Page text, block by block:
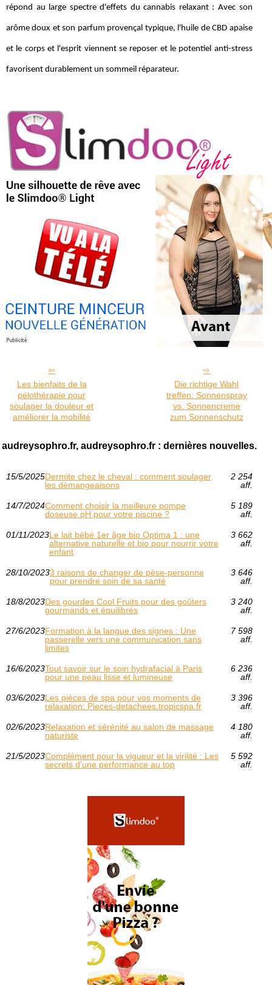
répond au large spectre d'effets du cannabis relaxant : Avec son
arôme doux et son parfum provençal typique, l'huile de CBD apaise
et le corps et l'esprit viennent se reposer et le potentiel anti-stress
favorisent durablement un sommeil réparateur.
Les bienfaits de la
pélothérapie pour
soulager la douleur et
améliorer la mobilité
Die richtige Wahl
treffen: Sonnenspray
vs. Sonnencreme
zum Sonnenschutz
audreysophro.fr, audreysophro.fr : dernières nouvelles.
15/5/2025Dermite chez le cheval : comment soulager
les démangeaisons
2 254
aff.
14/7/2024Comment choisir la meilleure pompe
doseuse pH pour votre piscine ?
5 189
aff.
01/11/2023Le lait bébé 1er âge bio Optima 1 : une
alternative naturelle et bio pour nourrir votre
enfant
3 662
aff.
28/10/20233 raisons de changer de pèse-personne
pour prendre soin de sa santé
3 646
aff.
18/8/2023Des gourdes Cool Fruits pour des goûters
gourmands et équilibrés
3 240
aff.
27/6/2023Formation à la langue des signes : Une
passerelle vers une communication sans
limites
7 598
aff.
16/6/2023Tout savoir sur le soin hydrafacial à Paris
pour une peau lisse et lumineuse
6 236
aff.
03/6/2023Les pièces de spa pour vos moments de
relaxation: Pieces-detachees.tropicspa.fr
3 396
aff.
02/6/2023Relaxation et sérénité au salon de massage
naturiste
4 180
aff.
21/5/2023Complément pour la vigueur et la virilité : Les
secrets d'une performance au top
5 592
aff.